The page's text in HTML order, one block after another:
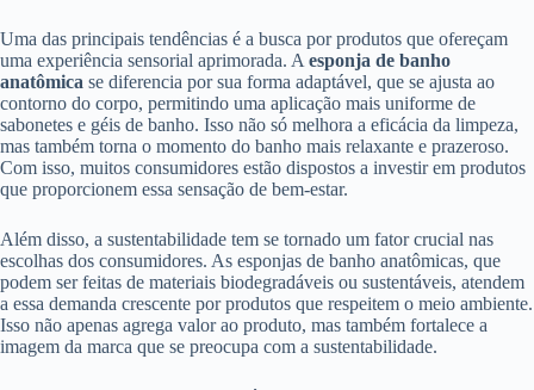
Uma das principais tendências é a busca por produtos que ofereçam
uma experiência sensorial aprimorada. A esponja de banho
anatômica se diferencia por sua forma adaptável, que se ajusta ao
contorno do corpo, permitindo uma aplicação mais uniforme de
sabonetes e géis de banho. Isso não só melhora a eficácia da limpeza,
mas também torna o momento do banho mais relaxante e prazeroso.
Com isso, muitos consumidores estão dispostos a investir em produtos
que proporcionem essa sensação de bem-estar.
Além disso, a sustentabilidade tem se tornado um fator crucial nas
escolhas dos consumidores. As esponjas de banho anatômicas, que
podem ser feitas de materiais biodegradáveis ou sustentáveis, atendem
a essa demanda crescente por produtos que respeitem o meio ambiente.
Isso não apenas agrega valor ao produto, mas também fortalece a
imagem da marca que se preocupa com a sustentabilidade.